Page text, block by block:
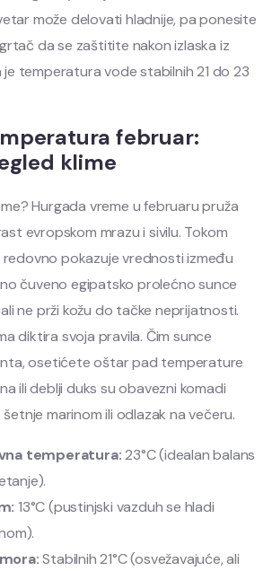
može delovati hladnije, pa ponesite
da se zaštitite nakon izlaska iz
je temperatura vode stabilnih 21 do 23
februar:
klime
Hurgada vreme u februaru pruža
evropskom mrazu i sivilu. Tokom
pokazuje vrednosti između
čuveno egipatsko prolećno sunce
ne prži kožu do tačke neprijatnosti.
diktira svoja pravila. Čim sunce
osetićete oštar pad temperature
ili deblji duks su obavezni komadi
marinom ili odlazak na večeru.
temperatura:23°C (idealan balans
13°C (pustinjski vazduh se hladi
Stabilnih 21°C (osvežavajuće, ali